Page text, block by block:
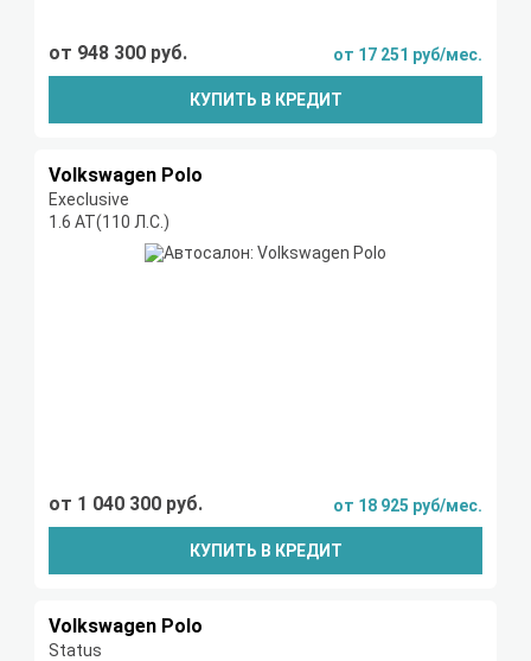
от 948 300 руб. от 17 251 руб/мес.
КУПИТЬ В КРЕДИТ
Volkswagen Polo
Execlusive
1.6 AT(110 Л.С.)
от 1 040 300 руб. от 18 925 руб/мес.
КУПИТЬ В КРЕДИТ
Volkswagen Polo
Status